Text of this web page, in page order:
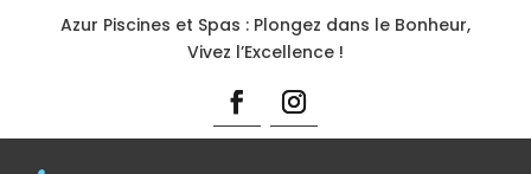
Azur Piscines et Spas : Plongez dans le Bonheur,
Vivez l’Excellence !